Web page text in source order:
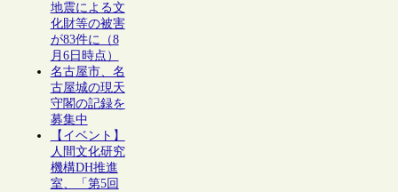
地震による文
化財等の被害
が83件に（8
月6日時点）
名古屋市、名
古屋城の現天
守閣の記録を
募集中
【イベント】
人間文化研究
機構DH推進
室、「第5回